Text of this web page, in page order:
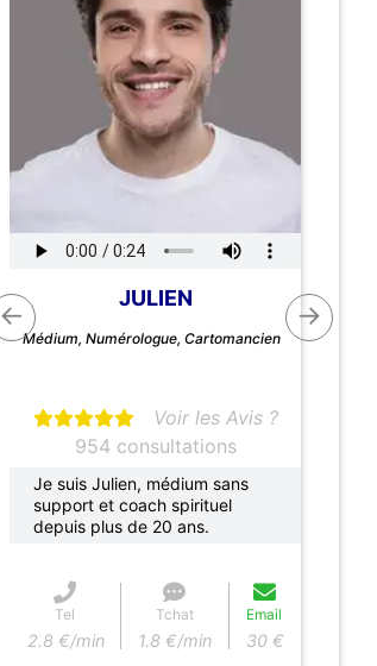
JULIEN
Médium, Numérologue, Cartomancien
Voir les Avis ?
954 consultations
Je suis Julien, médium sans
support et coach spirituel
depuis plus de 20 ans.
Tel
2.8 €/min
Tchat
1.8 €/min
Email
30 €
← →